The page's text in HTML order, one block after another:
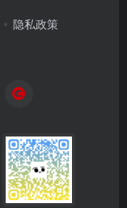
隐私政策